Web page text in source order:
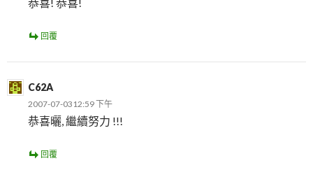
回覆
C62A
2007-07-0312:59 下午
恭喜曬, 繼續努力 !!!
回覆